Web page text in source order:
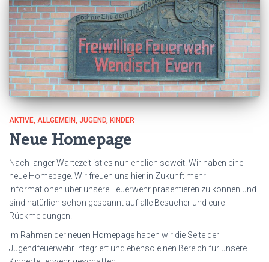
AKTIVE ALLGEMEIN JUGEND KINDER
Neue Homepage
Nach langer Wartezeit ist es nun endlich soweit. Wir haben eine
neue Homepage. Wir freuen uns hier in Zukunft mehr
Informationen über unsere Feuerwehr präsentieren zu können und
sind natürlich schon gespannt auf alle Besucher und eure
Rückmeldungen.
Im Rahmen der neuen Homepage haben wir die Seite der
Jugendfeuerwehr integriert und ebenso einen Bereich für unsere